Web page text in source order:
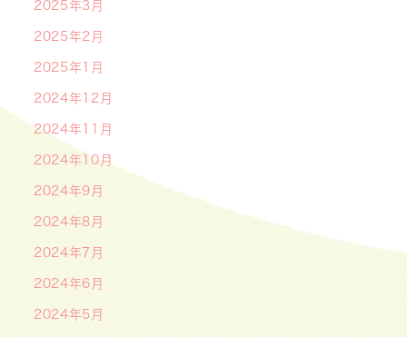
2025年3月
2025年2月
2025年1月
2024年12月
2024年11月
2024年10月
2024年9月
2024年8月
2024年7月
2024年6月
2024年5月